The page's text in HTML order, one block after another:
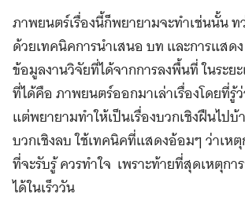
ภาพยนตร์เรื่องนี้ก็พยายามจะทำเช่นนั้น ท
ด้วยเทคนิคการนําเสนอ บท และการแสด
ข้อมูลงานวิจัยที่ได้จากการลงพื้นที่ ในระย
ที่ได้คือ ภาพยนตร์ออกมาเล่าเรื่องโดยที่รู้
แต่พยายามทําให้เป็นเรื่องบวกเชิงฝืนไปบ้
บวกเชิงลบ ใช้เทคนิคที่แสดงอ้อมๆ ว่าเห
ที่จะรับรู้ ควรทําใจ เพราะท้ายที่สุดเหตุก
ได้ในเร็ววัน